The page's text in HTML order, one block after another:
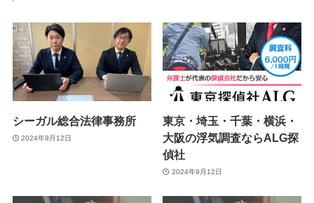
シーガル総合法律事務所
2024年9月12日
東京・埼玉・千葉・横浜・
大阪の浮気調査ならALG探
偵社
2024年9月12日